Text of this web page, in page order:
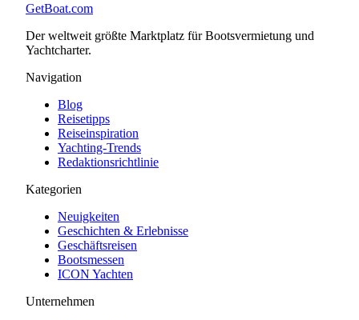
GetBoat.com
Der weltweit größte Marktplatz für Bootsvermietung und
Yachtcharter.
Navigation
Blog
Reisetipps
Reiseinspiration
Yachting-Trends
Redaktionsrichtlinie
Kategorien
Neuigkeiten
Geschichten & Erlebnisse
Geschäftsreisen
Bootsmessen
ICON Yachten
Unternehmen